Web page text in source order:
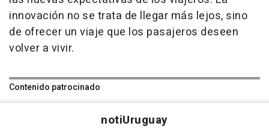
innovación no se trata de llegar más lejos, sino
de ofrecer un viaje que los pasajeros deseen
volver a vivir.
Contenido patrocinado
notiUruguay